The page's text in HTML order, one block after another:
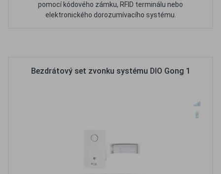
pomocí kódového zámku, RFID terminálu nebo
elektronického dorozumívacího systému.
Bezdrátový set zvonku systému DIO Gong 1